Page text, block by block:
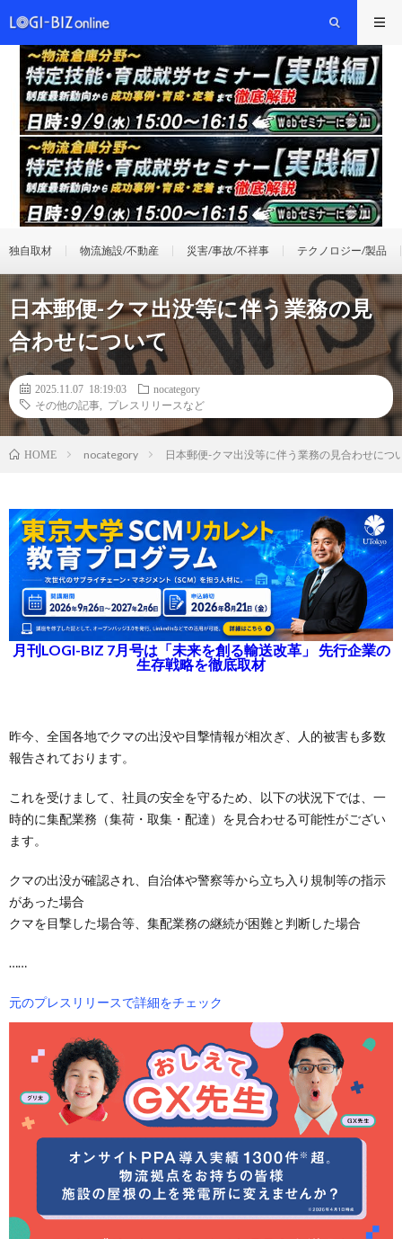
独自取材 物流施設/不動産 災害/事故/不祥事 テクノロジー/製品
日本郵便-クマ出没等に伴う業務の見
合わせについて
2025.11.07 18:19:03
nocategory
その他の記事
プレスリリースなど
HOME nocategory 日本郵便-クマ出没等に伴う業務の見合わせにつ
月刊LOGI-BIZ 7月号は「未来を創る輸送改革」 先行企業の
生存戦略を徹底取材
昨今、全国各地でクマの出没や目撃情報が相次ぎ、人的被害も多数
報告されております。
これを受けまして、社員の安全を守るため、以下の状況下では、一
時的に集配業務（集荷・取集・配達）を見合わせる可能性がござい
ます。
クマの出没が確認され、自治体や警察等から立ち入り規制等の指示
があった場合
クマを目撃した場合等、集配業務の継続が困難と判断した場合
……
元のプレスリリースで詳細をチェック